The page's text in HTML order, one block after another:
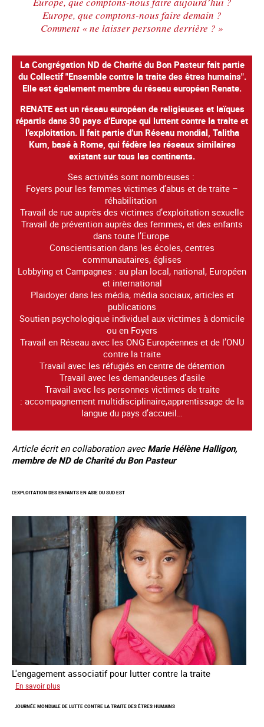
Europe, que comptons-nous faire demain ?
Comment « ne laisser personne derrière ? »
La Congrégation ND de Charité du Bon Pasteur fait partie
du Collectif "Ensemble contre la traite des êtres humains".
Elle est également membre du réseau européen Renate.
RENATE est un réseau européen de religieuses et laïques
répartis dans 30 pays d’Europe qui luttent contre la traite et
l’exploitation. Il fait partie d’un Réseau mondial, Talitha
Kum, basé à Rome, qui fédère les réseaux similaires
existant sur tous les continents.
Ses activités sont nombreuses :
Foyers pour les femmes victimes d’abus et de traite –
réhabilitation
Travail de rue auprès des victimes d’exploitation sexuelle
Travail de prévention auprès des femmes, et des enfants
dans toute l’Europe
Conscientisation dans les écoles, centres
communautaires, églises
Lobbying et Campagnes : au plan local, national, Européen
et international
Plaidoyer dans les média, média sociaux, articles et
publications
Soutien psychologique individuel aux victimes à domicile
ou en Foyers
Travail en Réseau avec les ONG Européennes et de l’ONU
contre la traite
Travail avec les réfugiés en centre de détention
Travail avec les demandeuses d’asile
Travail avec les personnes victimes de traite
: accompagnement multidisciplinaire,apprentissage de la
langue du pays d’accueil…
Article écrit en collaboration avec Marie Hélène Halligon,
membre de ND de Charité du Bon Pasteur
L'EXPLOITATION DES ENFANTS EN ASIE DU SUD EST
L'engagement associatif pour lutter contre la traite
En savoir plus
des
JOURNÉE MONDIALE DE LUTTE CONTRE LA TRAITE DES ÊTRES HUMAINS